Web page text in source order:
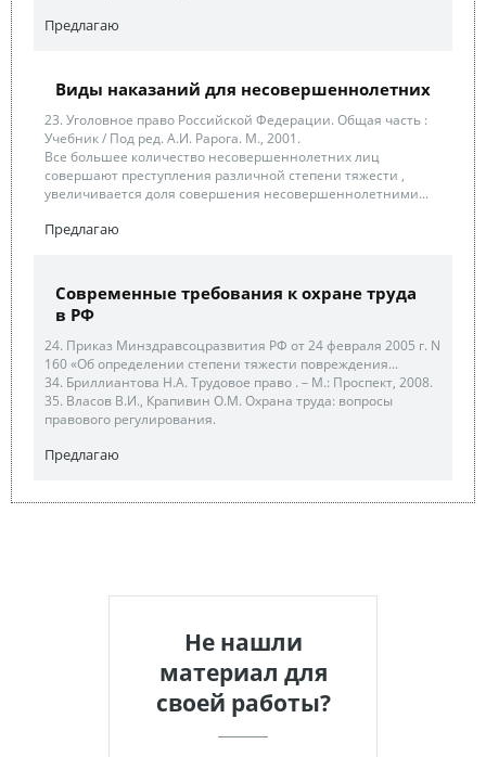
Предлагаю
Виды наказаний для несовершеннолетних
23. Уголовное право Российской Федерации. Общая часть :
Учебник / Под ред. А.И. Рарога. М., 2001.
Все большее количество несовершеннолетних лиц
совершают преступления различной степени тяжести ,
увеличивается доля совершения несовершеннолетними...
Предлагаю
Современные требования к охране труда
в РФ
24. Приказ Минздравсоцразвития РФ от 24 февраля 2005 г. N
160 «Об определении степени тяжести повреждения...
34. Бриллиантова Н.А. Трудовое право . – М.: Проспект, 2008.
35. Власов В.И., Крапивин О.М. Охрана труда: вопросы
правового регулирования.
Предлагаю
Не нашли
материал для
своей работы?